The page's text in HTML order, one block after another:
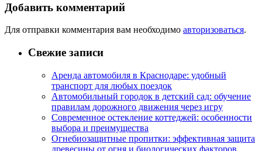
Добавить комментарий
Для отправки комментария вам необходимо авторизоваться.
Свежие записи
Аренда автомобиля в Краснодаре: удобный
транспорт для любых поездок
Автомобильный городок в детский сад: обучение
правилам дорожного движения через игру
Современное остекление коттеджей: особенности
выбора и преимущества
Огнебиозащитные пропитки: эффективная защита
древесины от огня и биологических факторов